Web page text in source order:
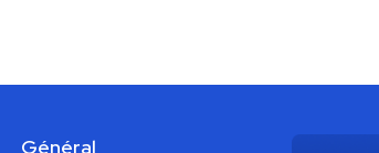
Général